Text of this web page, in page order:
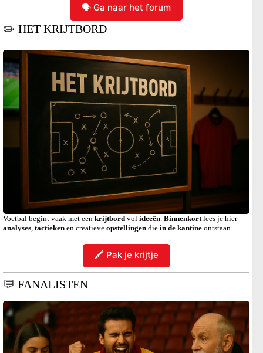
🗣️ Ga naar het forum
✏️ HET KRIJTBORD
Voetbal begint vaak met een krijtbord vol ideeën Binnenkort lees je hier
analyses tactieken en creatieve opstellingen die in de kantine ontstaan.
🖍️ Pak je krijtje
💬 FANALISTEN